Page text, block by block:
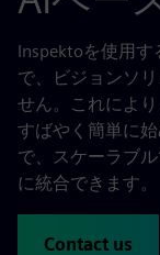
Inspektoを使用
で、ビジョンソ
せん。これによ
すばやく簡単に
で、スケーラブ
に統合できます。
Contact us